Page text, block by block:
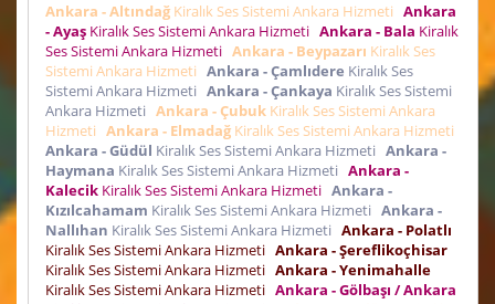
Ankara - Altındağ Kiralık Ses Sistemi Ankara Hizmeti Ankara
- Ayaş Kiralık Ses Sistemi Ankara Hizmeti Ankara - Bala Kiralık
Ses Sistemi Ankara Hizmeti Ankara - Beypazarı Kiralık Ses
Sistemi Ankara Hizmeti Ankara - Çamlıdere Kiralık Ses
Sistemi Ankara Hizmeti Ankara - Çankaya Kiralık Ses Sistemi
Ankara Hizmeti Ankara - Çubuk Kiralık Ses Sistemi Ankara
Hizmeti Ankara - Elmadağ Kiralık Ses Sistemi Ankara Hizmeti
Ankara - Güdül Kiralık Ses Sistemi Ankara Hizmeti Ankara -
Haymana Kiralık Ses Sistemi Ankara Hizmeti Ankara -
Kalecik Kiralık Ses Sistemi Ankara Hizmeti Ankara -
Kızılcahamam Kiralık Ses Sistemi Ankara Hizmeti Ankara -
Nallıhan Kiralık Ses Sistemi Ankara Hizmeti Ankara - Polatlı
Kiralık Ses Sistemi Ankara Hizmeti Ankara - Şereflikoçhisar
Kiralık Ses Sistemi Ankara Hizmeti Ankara - Yenimahalle
Kiralık Ses Sistemi Ankara Hizmeti Ankara - Gölbaşı / Ankara